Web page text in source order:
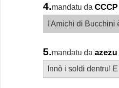
4.mandatu da CCCP
l'Amichi di Bucchini
5.mandatu da azezu
Innò i soldi dentru!